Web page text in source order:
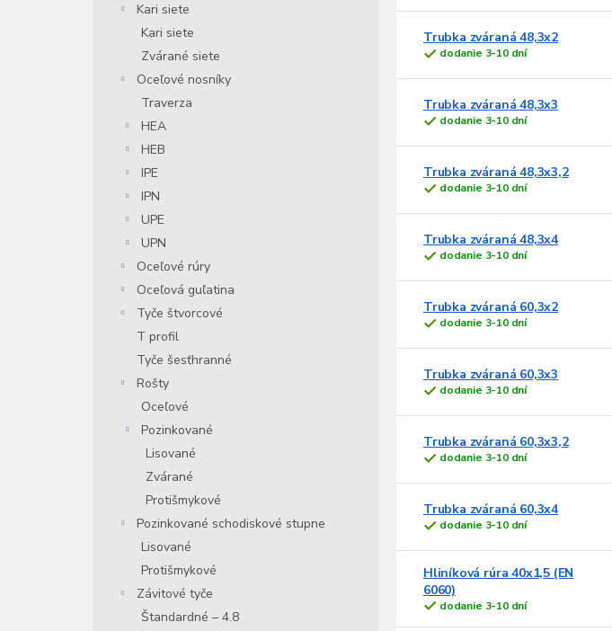
Kari siete
Kari siete
Zvárané siete
Oceľové nosníky
Traverza
HEA
HEB
IPE
IPN
UPE
UPN
Oceľové rúry
Oceľová guľatina
Tyče štvorcové
T profil
Tyče šesťhranné
Rošty
Oceľové
Pozinkované
Lisované
Zvárané
Protišmykové
Pozinkované schodiskové stupne
Lisované
Protišmykové
Závitové tyče
Štandardné – 4.8
o
k
v
Trubka zváraná 48,3x2
dodanie 3-10 dní
Trubka zváraná 48,3x3
dodanie 3-10 dní
Trubka zváraná 48,3x3,2
dodanie 3-10 dní
Trubka zváraná 48,3x4
dodanie 3-10 dní
Trubka zváraná 60,3x2
dodanie 3-10 dní
Trubka zváraná 60,3x3
dodanie 3-10 dní
Trubka zváraná 60,3x3,2
dodanie 3-10 dní
Trubka zváraná 60,3x4
dodanie 3-10 dní
Hliníková rúra 40x1,5 (EN
6060)
dodanie 3-10 dní